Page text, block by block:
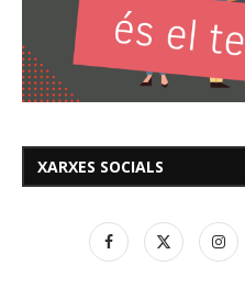
XARXES SOCIALS